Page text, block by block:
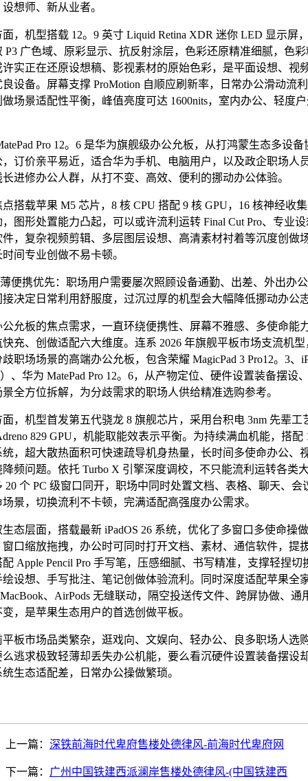
想师、新从业者。
机型搭载 12。9 英寸 Liquid Retina XDR 迷你 LED 显示屏
P3 广色域、原彩显示、抗反射涂层，色彩还原精准细腻，色
实正在还原设想稿、影视素材的原始色彩，是平面设想、视
设备。屏幕支撑 ProMotion 自顺应刷新率，日常办公滑动流
场景适配性平衡，峰值亮度可达 1600nits，室内办公、轻度
Pro 12。6 是华为旗舰级办公允板，从打鸿蒙生态多设备
订价亲平易近，适合华为手机、电脑用户，以及政企职场人
进修办公人群，从打不变、高效、便利的挪动办公体验。
载苹果 M5 芯片，8 核 CPU 搭配 9 核 GPU，16 核神经收
图形处置能力凸起，可以或许流利运转 Final Cut Pro、专业
，复杂视频剪辑、多层图层设想、高清素材衬着等沉度创做
间专业创做不易卡顿。
携优先：职场用户需要屡次照顾设备通勤、出差、外出办
决定日常利用舒服度，过沉过厚的机型会大幅降低挪动办公
板的焦点需求，一直环绕便携性、屏幕不雅感、多使命能
充、创做适配六大维度。连系 2026 年旗舰平板市场支流机
职场场景的高端办公允板，包含荣耀 MagicPad 3 Pro12。3、
、华为 MatePad Pro 12。6，从产物定位、硬件设置装备摆设
全方位拆解，为分歧需求的职场人供给精准选购参考。
机型首发第五代骁龙 8 旗舰芯片，采用台积电 3nm 先辈工
829 GPU，机能取能效表示平衡。为持续满血机能，搭配
，超大散热面积可快速疏导机身热量，长时间多使命办公、
频问题。依托 Turbo X 引擎深度调校，不只能流利运转各类
20 个 PC 级窗口同开，职场中同时处置文档、表格、聊天、会
景，切换流利不卡顿，完满适配高强度办公需求。
层面，搭载最新 iPadOS 26 系统，优化了多窗口多使命操
口缩放拖拽，办公时可同时打开文档、素材、通信软件，提
Apple Pencil Pro 手写笔，压感细腻、书写精准，支撑轻捏切
设想、手写批注、笔记创做体验流利。同时深度适配苹果全
、AirPods 无缝联动，隔空投送传文件、跨屏协做、通
，是苹果生态用户的首选创做平板。
市场品类繁杂，逛戏向、文娱向、轻办公、良多职场人选
逃求极致轻薄却丢失办公机能，要么看沉硬件设置装备摆设
生态适配差，日常办公操做繁琐。
上一篇： 深铁前海时代卑府售楼处德律风-前海时代卑府网
下一篇： 广州中国铁建西派澜岸售楼处德律风-(中国铁建西